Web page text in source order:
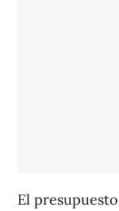
El